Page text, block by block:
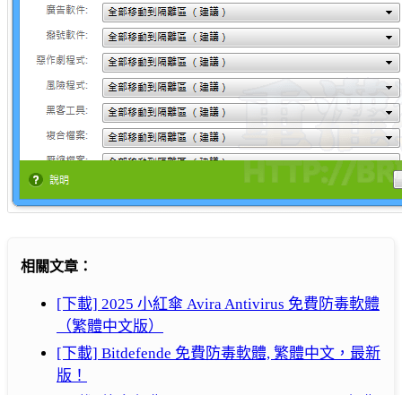
相關文章：
[下載] 2025 小紅傘 Avira Antivirus 免費防毒軟體
（繁體中文版）
[下載] Bitdefende 免費防毒軟體, 繁體中文，最新
版！